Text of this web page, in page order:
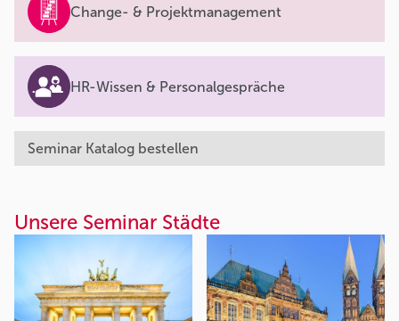
Change- & Projektmanagement
HR-Wissen & Personalgespräche
Seminar Katalog bestellen
Unsere Seminar Städte